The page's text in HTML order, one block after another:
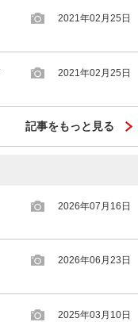
2021年02月25日
2021年02月25日
記事をもっと見る
2026年07月16日
2026年06月23日
2025年03月10日